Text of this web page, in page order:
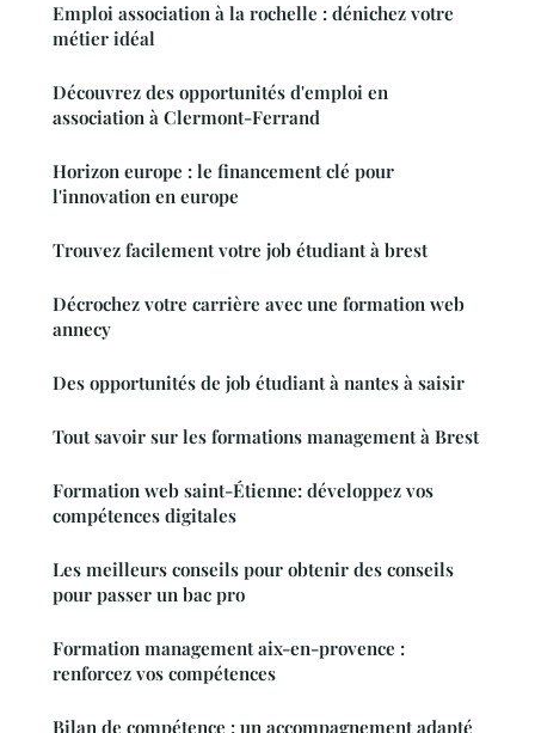
Emploi association à la rochelle : dénichez votre
métier idéal
Découvrez des opportunités d'emploi en
association à Clermont-Ferrand
Horizon europe : le financement clé pour
l'innovation en europe
Trouvez facilement votre job étudiant à brest
Décrochez votre carrière avec une formation web
annecy
Des opportunités de job étudiant à nantes à saisir
Tout savoir sur les formations management à Brest
Formation web saint-Étienne: développez vos
compétences digitales
Les meilleurs conseils pour obtenir des conseils
pour passer un bac pro
Formation management aix-en-provence :
renforcez vos compétences
Bilan de compétence : un accompagnement adapté